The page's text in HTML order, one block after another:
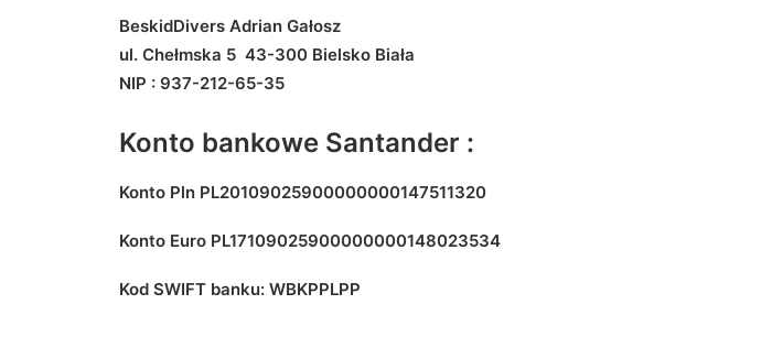
BeskidDivers Adrian Gałosz
ul. Chełmska 5 43-300 Bielsko Biała
NIP : 937-212-65-35
Konto bankowe Santander :
Konto Pln PL20109025900000000147511320
Konto Euro PL17109025900000000148023534
Kod SWIFT banku: WBKPPLPP